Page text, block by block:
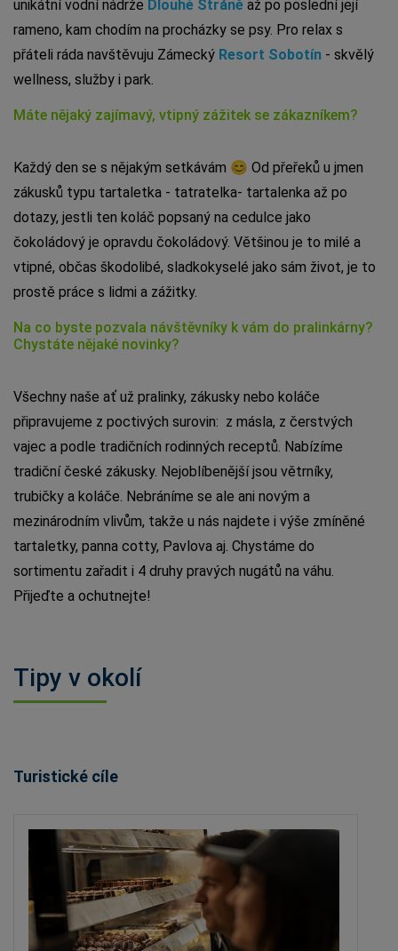
unikátní vodní nádrže Dlouhé Stráně až po poslední její
rameno, kam chodím na procházky se psy. Pro relax s
přáteli ráda navštěvuju Zámecký Resort Sobotín - skvělý
wellness, služby i park.
Máte nějaký zajímavý, vtipný zážitek se zákazníkem?
Každý den se s nějakým setkávám 😊 Od přeřeků u jmen
zákusků typu tartaletka - tatratelka- tartalenka až po
dotazy, jestli ten koláč popsaný na cedulce jako
čokoládový je opravdu čokoládový. Většinou je to milé a
vtipné, občas škodolibé, sladkokyselé jako sám život, je to
prostě práce s lidmi a zážitky.
Na co byste pozvala návštěvníky k vám do pralinkárny?
Chystáte nějaké novinky?
Všechny naše ať už pralinky, zákusky nebo koláče
připravujeme z poctivých surovin: z másla, z čerstvých
vajec a podle tradičních rodinných receptů. Nabízíme
tradiční české zákusky. Nejoblíbenější jsou větrníky,
trubičky a koláče. Nebráníme se ale ani novým a
mezinárodním vlivům, takže u nás najdete i výše zmíněné
tartaletky, panna cotty, Pavlova aj. Chystáme do
sortimentu zařadit i 4 druhy pravých nugátů na váhu.
Přijeďte a ochutnejte!
Tipy v okolí
Turistické cíle